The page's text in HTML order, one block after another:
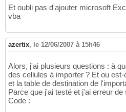
19
20
22
23
25
26
27
Wend
DoCmd.SetWarnings
Et oubli pas d'ajouter microsoft
vba
azertix, le 12/06/2007 à 15h46
Alors, j'ai plusieurs questions : à
des cellules à importer ? Et ou
et la table de destination de
Parce que j'ai testé et j'ai erreur
Code :